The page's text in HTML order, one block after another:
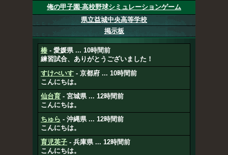
俺の甲子園-高校野球シミュレーションゲーム
県立益城中央高等学校
掲示板
椿 - 愛媛県 ... 10時間前
練習試合、ありがとうございました！
すけべいす - 京都府 ... 10時間前
こんにちは。
仙台育 - 宮城県 ... 12時間前
こんにちは。
ちゅら - 沖縄県 ... 12時間前
こんにちは。
育児英子 - 兵庫県 ... 12時間前
こんにちは。